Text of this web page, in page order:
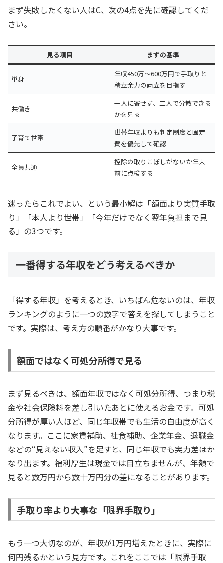
まず失敗したくない人はC、次の4点を先に確認してくだ
さい。
見る項目 まずの基準
単身
年収450万〜600万円で手取りと
積立余力の両立を目指す
共働き
一人に寄せず、二人で分散できる
かを見る
子育て世帯
世帯年収よりも判定制度と固定
費を優先して確認
全員共通
控除の取りこぼしがないか年末
前に点検する
迷ったらこれでよい、という最小解は「額面より実質手取
り」「本人より世帯」「今年だけでなく翌年負担まで見
る」の3つです。
一番得する年収をどう考えるべきか
「得する年収」を考えるとき、いちばん危ないのは、年収
ランキングのように一つの数字で答えを探してしまうこと
です。実際は、考え方の順番がかなり大事です。
額面ではなく可処分所得で見る
まず見るべきは、額面年収ではなく可処分所得、つまり税
金や社会保険料を差し引いたあとに使えるお金です。可処
分所得が厚い人ほど、同じ年収帯でも生活の自由度が高く
なります。ここに家賃補助、社食補助、企業年金、退職金
などの“見えない収入”を足すと、同じ年収でも実力差はか
なり出ます。福利厚生は現金では目立ちませんが、年額で
見ると数万円から数十万円分の差になることがあります。
手取り率より大事な「限界手取り」
もう一つ大切なのが、年収が1万円増えたときに、実際に
何円残るかという見方です。これをここでは「限界手取